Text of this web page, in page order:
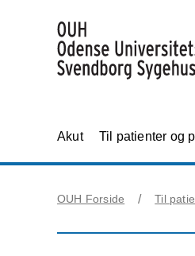
Akut Til patienter og
OUH Forside Til